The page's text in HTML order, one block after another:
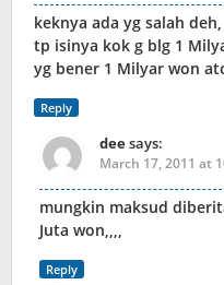
keknya ada yg salah
tp isinya kok g blg 1
yg bener 1 Milyar won
Reply
deesays:
March 17, 2011 at
mungkin maksud
Juta won,,,,
Reply